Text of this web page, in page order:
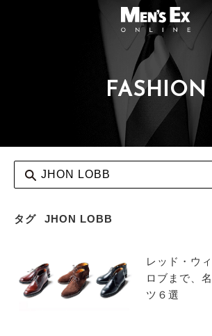
FASHION
タグ JHON LOBB
レッド・ウ
ロブまで、
ツ６選
CAR&BIKE
LIFESTYLE
MAGAZINE